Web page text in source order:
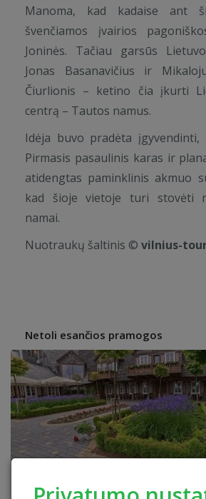
Manoma, kad kadaise ant
švenčiamos įvairios
Joninės. Tačiau garsūs
Jonas Basanavičius ir
Čiurlionis – ketino čia įkurti
centrą – Tautos namus.
Idėja buvo pradėta įgyvendinti,
Pirmasis pasaulinis karas ir
atidengtas paminklinis akmuo
kad šioje vietoje turi stovėti
namai.
Nuotraukų šaltinis © vilnius-
Netoli esančios pramogos